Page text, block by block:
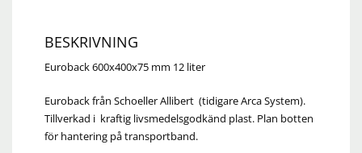
BESKRIVNING
Euroback 600x400x75 mm 12 liter
Euroback från Schoeller Allibert (tidigare Arca System).
Tillverkad i kraftig livsmedelsgodkänd plast. Plan botten
för hantering på transportband.